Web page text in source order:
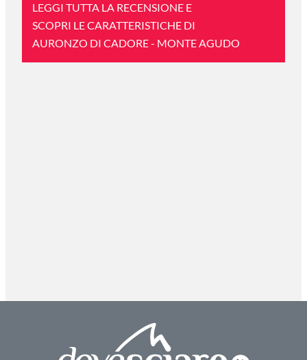
LEGGI TUTTA LA RECENSIONE E
SCOPRI LE CARATTERISTICHE DI
AURONZO DI CADORE - MONTE AGUDO